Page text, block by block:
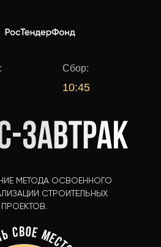
МЕТОДА ОСВОЕННОГО
СТРОИТЕЛЬНЫХ
ПРОЕКТОВ.
10:45
Сбор: